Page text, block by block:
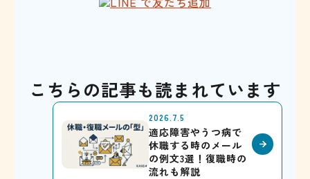
こちらの記事も読まれています
2026.7.5
適応障害やうつ病で
休職する時のメール
の例文3選！復職時の
流れも解説